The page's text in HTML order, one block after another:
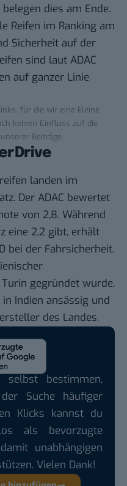
dies am Ende.
Reifen im Ranking am
Sicherheit auf der
sind laut ADAC
auf ganzer Linie
für die wir eine kleine
keinen Einfluss auf die
Beiträge.
landen im
Der ADAC bewertet
von 2,8. Während
eine 2,2 gibt, erhält
bei der Fahrsicherheit.
gegründet wurde.
Indien ansässig und
des Landes.
bestimmen,
Suche häufiger
Klicks kannst du
als bevorzugte
unabhängigen
Vielen Dank!